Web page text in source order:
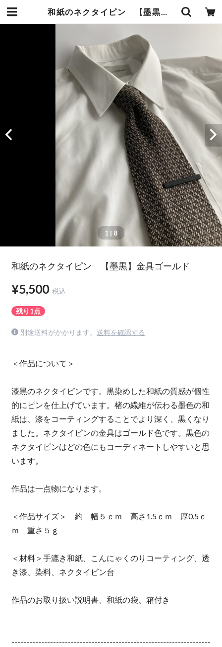
和紙のネクタイピン 【墨黒】金具ゴールド | 暮らしの中の和紙のかたち
1 | 8
和紙のネクタイピン 【墨黒】金具ゴールド
¥5,500 税込
残り1点
別途送料がかかります。 送料を確認する
＜作品について＞
漆黒のネクタイピンです。黒染めした和紙の質感が個性
的にピンを仕上げています。楮の繊維が伝わる墨色の和
紙は、漆をコーティングすることでより深く、黒くなり
ました。ネクタイピンの金具はゴールド色です。黒色の
ネクタイピンはどの色にもコーディネートしやすいと思
います。
作品は一点物になります。
＜作品サイズ＞ 約 幅５ｃｍ 高さ1.5ｃｍ 厚0.5ｃ
ｍ 重さ５ｇ
＜材料＞手漉き和紙、こんにゃくのりコーティング、透
き漆、染料、ネクタイピン台
作品のお取り扱い説明書、和紙の袋、箱付き
-------------------------------------------------------------------